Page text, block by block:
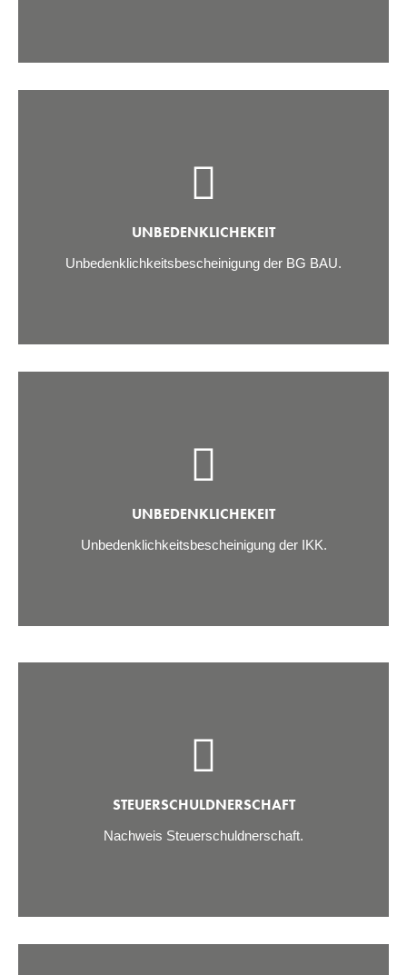
UNBEDENKLICHEKEIT
Unbedenklichkeitsbescheinigung der BG BAU.
UNBEDENKLICHEKEIT
Unbedenklichkeitsbescheinigung der IKK.
STEUERSCHULDNERSCHAFT
Nachweis Steuerschuldnerschaft.